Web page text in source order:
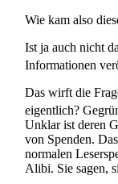
Wie kam also
Ist ja auch nicht
Informationen
Das wirft die
eigentlich?
Unklar ist deren
von Spenden.
normalen
Alibi. Sie sagen,